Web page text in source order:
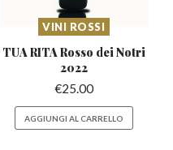
VINI ROSSI
TUA RITA Rosso dei Notri
2022
€25.00
AGGIUNGI AL CARRELLO